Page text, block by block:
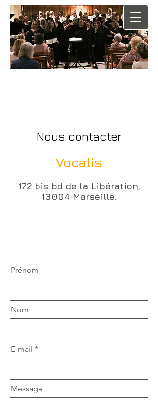
Nous contacter
Vocalis
172 bis bd de la Libération,
13004 Marseille.
Prénom
Nom
E-mail
Message